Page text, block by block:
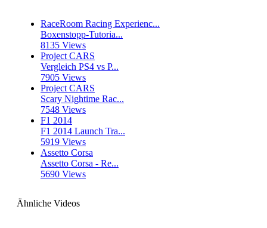
RaceRoom Racing Experienc...
Boxenstopp-Tutoria...
8135 Views
Project CARS
Vergleich PS4 vs P...
7905 Views
Project CARS
Scary Nightime Rac...
7548 Views
F1 2014
F1 2014 Launch Tra...
5919 Views
Assetto Corsa
Assetto Corsa - Re...
5690 Views
Ähnliche Videos